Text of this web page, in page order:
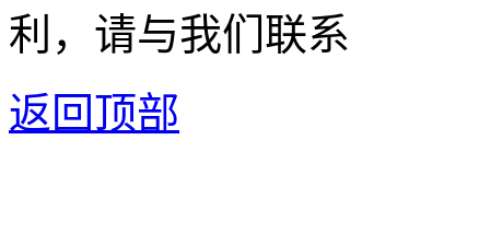
利，请与我们联系
返回顶部